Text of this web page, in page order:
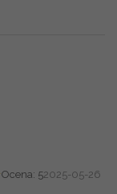
Ocena: 52025-05-26